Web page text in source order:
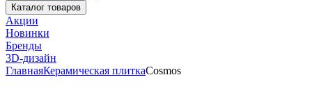
Каталог товаров
Акции
Новинки
Бренды
3D-дизайн
ГлавнаяКерамическая плиткаCosmos